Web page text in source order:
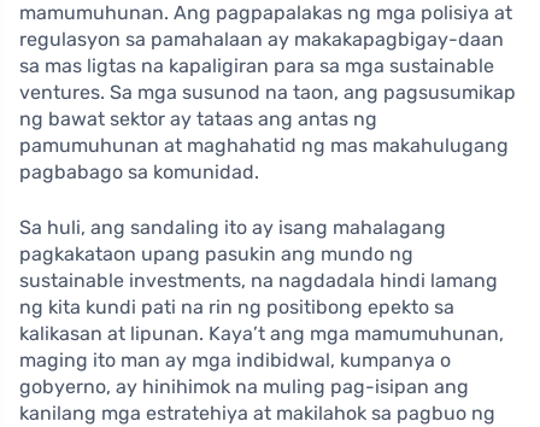
mamumuhunan. Ang pagpapalakas ng mga polisiya at
regulasyon sa pamahalaan ay makakapagbigay-daan
sa mas ligtas na kapaligiran para sa mga sustainable
ventures. Sa mga susunod na taon, ang pagsusumikap
ng bawat sektor ay tataas ang antas ng
pamumuhunan at maghahatid ng mas makahulugang
pagbabago sa komunidad.
Sa huli, ang sandaling ito ay isang mahalagang
pagkakataon upang pasukin ang mundo ng
sustainable investments, na nagdadala hindi lamang
ng kita kundi pati na rin ng positibong epekto sa
kalikasan at lipunan. Kaya’t ang mga mamumuhunan,
maging ito man ay mga indibidwal, kumpanya o
gobyerno, ay hinihimok na muling pag-isipan ang
kanilang mga estratehiya at makilahok sa pagbuo ng